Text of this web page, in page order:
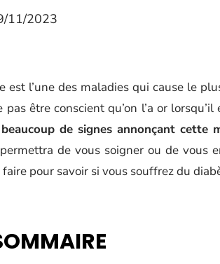
11/2023
est l’une des maladies qui cause le
pas être conscient qu’on l’a or
beaucoup de signes annonçant cette
de vous soigner ou de vous
pour savoir si vous souffrez du